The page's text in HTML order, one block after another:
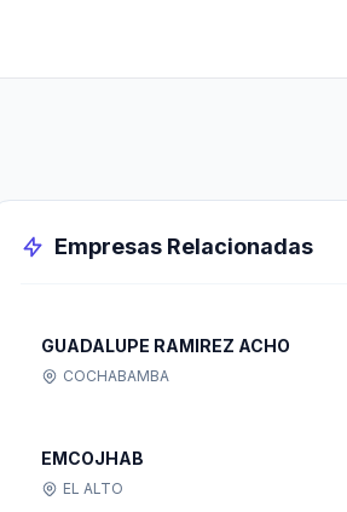
Empresas Relacionadas
GUADALUPE RAMIREZ ACHO
COCHABAMBA
EMCOJHAB
EL ALTO